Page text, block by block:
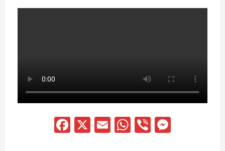
Facebook
X EmailWhatsApp
Viber